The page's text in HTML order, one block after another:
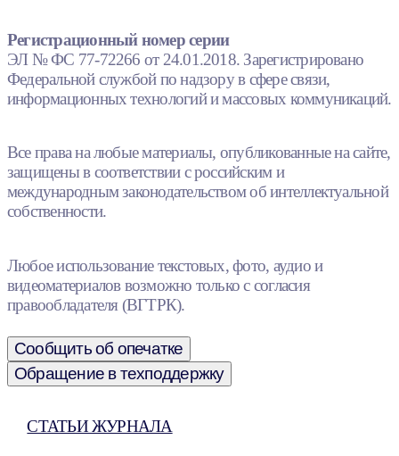
Регистрационный номер серии
ЭЛ № ФС 77-72266 от 24.01.2018. Зарегистрировано
Федеральной службой по надзору в сфере связи,
информационных технологий и массовых коммуникаций.
Все права на любые материалы, опубликованные на сайте,
защищены в соответствии с российским и
международным законодательством об интеллектуальной
собственности.
Любое использование текстовых, фото, аудио и
видеоматериалов возможно только с согласия
правообладателя (ВГТРК).
Сообщить об опечатке
Обращение в техподдержку
СТАТЬИ ЖУРНАЛА